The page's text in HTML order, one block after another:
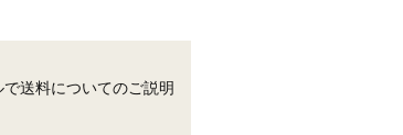
送料についてのご説明